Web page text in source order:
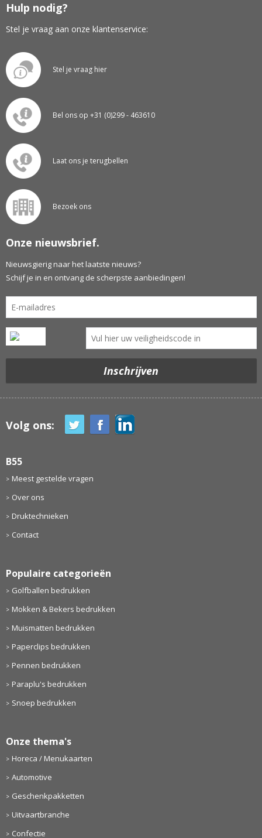
Hulp nodig?
Stel je vraag aan onze klantenservice:
Stel je vraag hier
Bel ons op +31 (0)299 - 463610
Laat ons je terugbellen
Bezoek ons
Onze nieuwsbrief.
Nieuwsgierig naar het laatste nieuws?
Schijf je in en ontvang de scherpste aanbiedingen!
Volg ons:
B55
Meest gestelde vragen
Over ons
Druktechnieken
Contact
Populaire categorieën
Golfballen bedrukken
Mokken & Bekers bedrukken
Muismatten bedrukken
Paperclips bedrukken
Pennen bedrukken
Paraplu's bedrukken
Snoep bedrukken
Onze thema's
Horeca / Menukaarten
Automotive
Geschenkpakketten
Uitvaartbranche
Confectie